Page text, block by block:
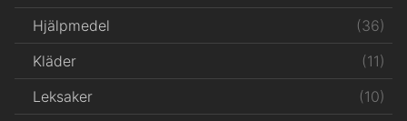
Hjälpmedel
(36)
Kläder
(11)
Leksaker
(10)